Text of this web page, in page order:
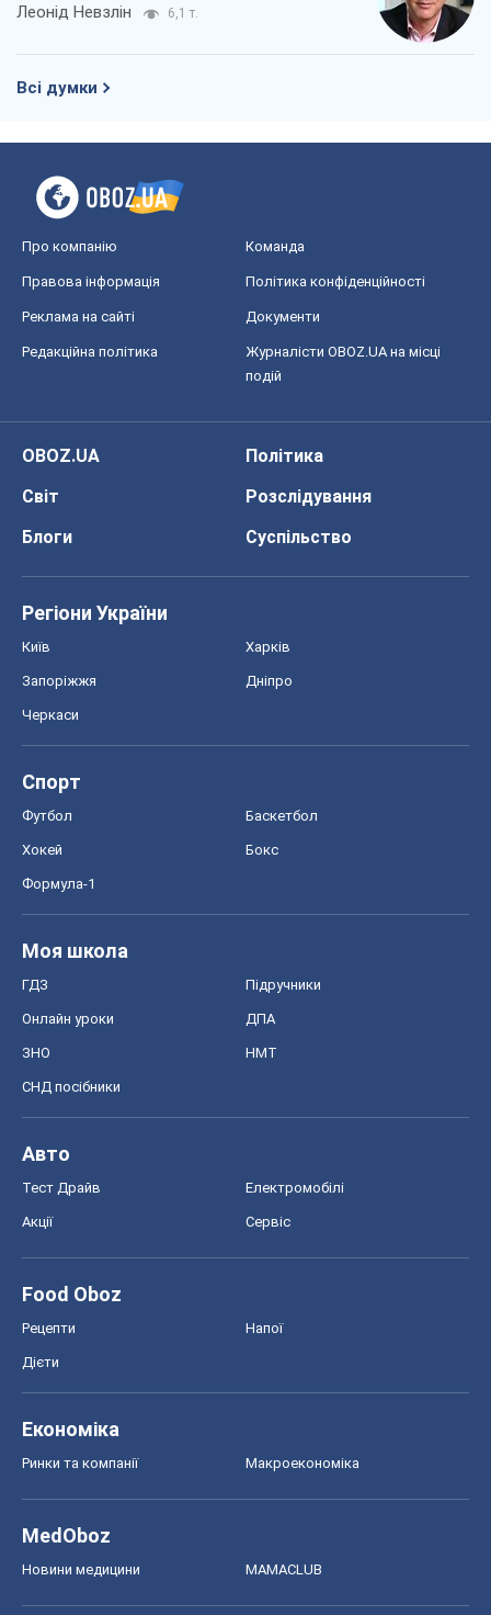
Леонід Невзлін 6,1 т.
Всі думки
Про компанію Команда
Правова інформація Політика конфіденційності
Реклама на сайті Документи
Редакційна політика
Журналісти OBOZ.UA на місці
подій
OBOZ.UA
Політика
Світ
Розслідування
Блоги
Суспільство
Регіони України
Київ Харків
Запоріжжя Дніпро
Черкаси
Спорт
Футбол Баскетбол
Хокей Бокс
Формула-1
Моя школа
ГДЗ Підручники
Онлайн уроки ДПА
ЗНО НМТ
СНД посібники
Авто
Тест Драйв Електромобілі
Акції Сервіс
Food Oboz
Рецепти Напої
Дієти
Економіка
Ринки та компанії Макроекономіка
MedOboz
Новини медицини MAMACLUB